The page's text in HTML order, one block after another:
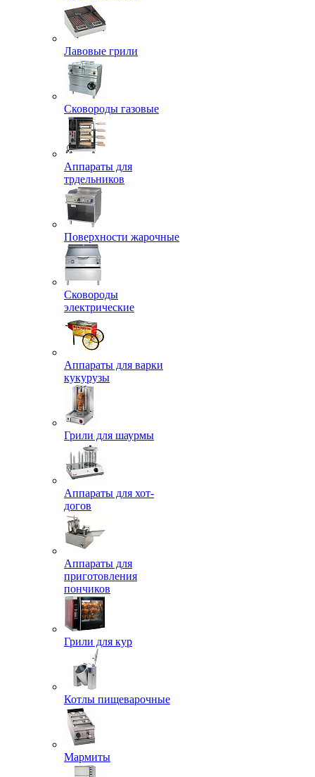
Лавовые грили
Сковороды газовые
Аппараты для
трдельников
Поверхности жарочные
Сковороды
электрические
Аппараты для варки
кукурузы
Грили для шаурмы
Аппараты для хот-
догов
Аппараты для
приготовления
пончиков
Грили для кур
Котлы пищеварочные
Мармиты